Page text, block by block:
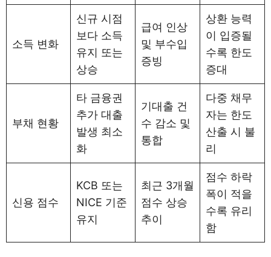
소득 변화
신규 시점
보다 소득
유지 또는
상승
급여 인상
및 부수입
증빙
상환 능력
이 입증될
수록 한도
증대
부채 현황
타 금융권
추가 대출
발생 최소
화
기대출 건
수 감소 및
통합
다중 채무
자는 한도
산출 시 불
리
신용 점수
KCB 또는
NICE 기준
유지
최근 3개월
점수 상승
추이
점수 하락
폭이 적을
수록 유리
함